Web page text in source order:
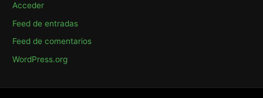
Acceder
Feed de entradas
Feed de comentarios
WordPress.org